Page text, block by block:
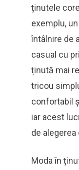
ținutele
exemplu,
întâlnire de
casual cu
ținută mai
tricou
confortabil
iar acest
de
Moda în